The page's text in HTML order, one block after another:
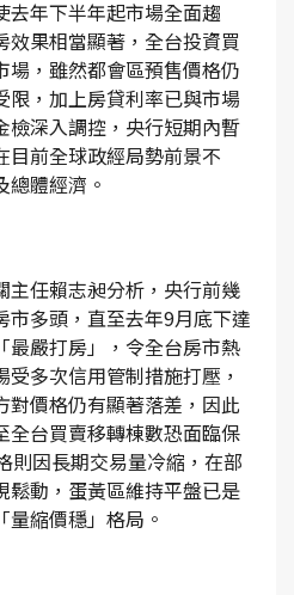
去年下半年起市場全面趨
效果相當顯著，全台投資買
場，雖然都會區預售價格仍
限，加上房貸利率已與市場
檢深入調控，央行短期內暫
目前全球政經局勢前景不
總體經濟。
主任賴志昶分析，央行前幾
市多頭，直至去年9月底下達
最嚴打房」，令全台房市熱
多次信用管制措施打壓，
對價格仍有顯著落差，因此
全台買賣移轉棟數恐面臨保
則因長期交易量冷縮，在部
鬆動，蛋黃區維持平盤已是
縮價穩」格局。